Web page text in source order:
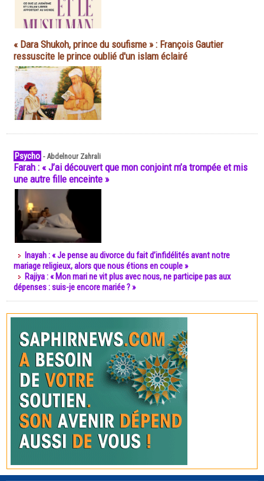
« Dara Shukoh, prince du soufisme » : François Gautier
ressuscite le prince oublié d'un islam éclairé
Psycho -Abdelnour Zahrali
Farah : « J’ai découvert que mon conjoint m’a trompée et mis
une autre fille enceinte »
Inayah : « Je pense au divorce du fait d’infidélités avant notre
mariage religieux, alors que nous étions en couple »
Rajiya : « Mon mari ne vit plus avec nous, ne participe pas aux
dépenses : suis-je encore mariée ? »